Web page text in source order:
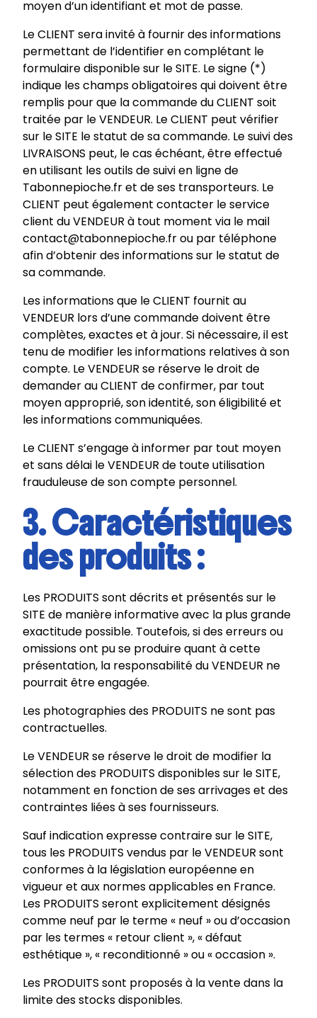
moyen d’un identifiant et mot de passe.
Le CLIENT sera invité à fournir des informations
permettant de l’identifier en complétant le
formulaire disponible sur le SITE. Le signe (*)
indique les champs obligatoires qui doivent être
remplis pour que la commande du CLIENT soit
traitée par le VENDEUR. Le CLIENT peut vérifier
sur le SITE le statut de sa commande. Le suivi des
LIVRAISONS peut, le cas échéant, être effectué
en utilisant les outils de suivi en ligne de
Tabonnepioche.fr et de ses transporteurs. Le
CLIENT peut également contacter le service
client du VENDEUR à tout moment via le mail
contact@tabonnepioche.fr ou par téléphone
afin d’obtenir des informations sur le statut de
sa commande.
Les informations que le CLIENT fournit au
VENDEUR lors d’une commande doivent être
complètes, exactes et à jour. Si nécessaire, il est
tenu de modifier les informations relatives à son
compte. Le VENDEUR se réserve le droit de
demander au CLIENT de confirmer, par tout
moyen approprié, son identité, son éligibilité et
les informations communiquées.
Le CLIENT s’engage à informer par tout moyen
et sans délai le VENDEUR de toute utilisation
frauduleuse de son compte personnel.
3. Caractéristiques
des produits :
Les PRODUITS sont décrits et présentés sur le
SITE de manière informative avec la plus grande
exactitude possible. Toutefois, si des erreurs ou
omissions ont pu se produire quant à cette
présentation, la responsabilité du VENDEUR ne
pourrait être engagée.
Les photographies des PRODUITS ne sont pas
contractuelles.
Le VENDEUR se réserve le droit de modifier la
sélection des PRODUITS disponibles sur le SITE,
notamment en fonction de ses arrivages et des
contraintes liées à ses fournisseurs.
Sauf indication expresse contraire sur le SITE,
tous les PRODUITS vendus par le VENDEUR sont
conformes à la législation européenne en
vigueur et aux normes applicables en France.
Les PRODUITS seront explicitement désignés
comme neuf par le terme « neuf » ou d’occasion
par les termes « retour client », « défaut
esthétique », « reconditionné » ou « occasion ».
Les PRODUITS sont proposés à la vente dans la
limite des stocks disponibles.